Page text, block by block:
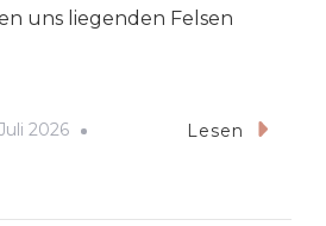
uns liegenden Felsen
2026 Lesen